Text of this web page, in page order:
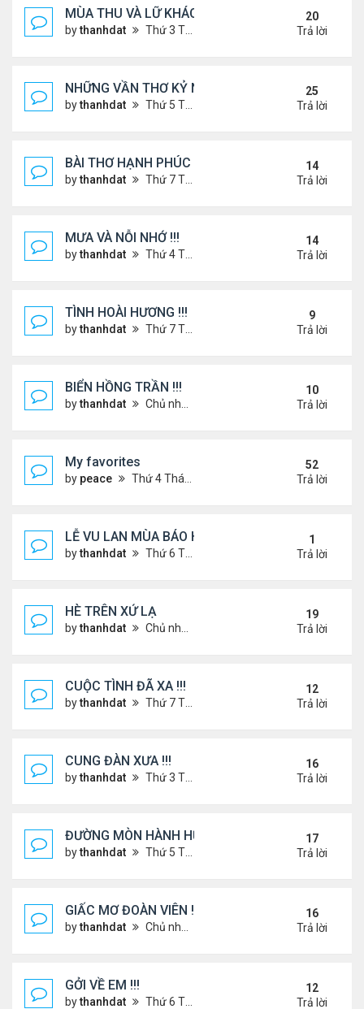
MÙA THU VÀ LỮ KHÁCH !!!
bythanhdat Thứ 3 Tháng 9 10, 2024 1:52 pm
20
Trả lời
NHỮNG VẦN THƠ KỶ NIỆM !!!
bythanhdat Thứ 5 Tháng 7 18, 2024 9:14 am
25
Trả lời
BÀI THƠ HẠNH PHÚC !!!
bythanhdat Thứ 7 Tháng 7 20, 2024 2:25 pm
14
Trả lời
MƯA VÀ NỖI NHỚ !!!
bythanhdat Thứ 4 Tháng 7 10, 2024 8:41 am
14
Trả lời
TÌNH HOÀI HƯƠNG !!!
bythanhdat Thứ 7 Tháng 2 22, 2025 1:32 pm
9
Trả lời
BIỂN HỒNG TRẦN !!!
bythanhdat Chủ nhật Tháng 10 27, 2024 2:17 pm
10
Trả lời
My favorites
by peace Thứ 4 Tháng 9 04, 2024 12:11 pm
52
Trả lời
LỄ VU LAN MÙA BÁO HIẾU !!!
bythanhdat Thứ 6 Tháng 9 05, 2025 1:52 pm
1
Trả lời
HÈ TRÊN XỨ LẠ
bythanhdat Chủ nhật Tháng 6 30, 2024 12:19 pm
19
Trả lời
CUỘC TÌNH ĐÃ XA !!!
bythanhdat Thứ 7 Tháng 12 14, 2024 2:15 am
12
Trả lời
CUNG ĐÀN XƯA !!!
bythanhdat Thứ 3 Tháng 7 23, 2024 3:22 pm
16
Trả lời
ĐƯỜNG MÒN HÀNH HƯƠNG !!!
bythanhdat Thứ 5 Tháng 3 20, 2025 5:00 pm
17
Trả lời
GIẤC MƠ ĐOÀN VIÊN !!!
bythanhdat Chủ nhật Tháng 7 14, 2024 10:46 am
16
Trả lời
GỞI VỀ EM !!!
bythanhdat Thứ 6 Tháng 7 19, 2024 5:22 pm
12
Trả lời